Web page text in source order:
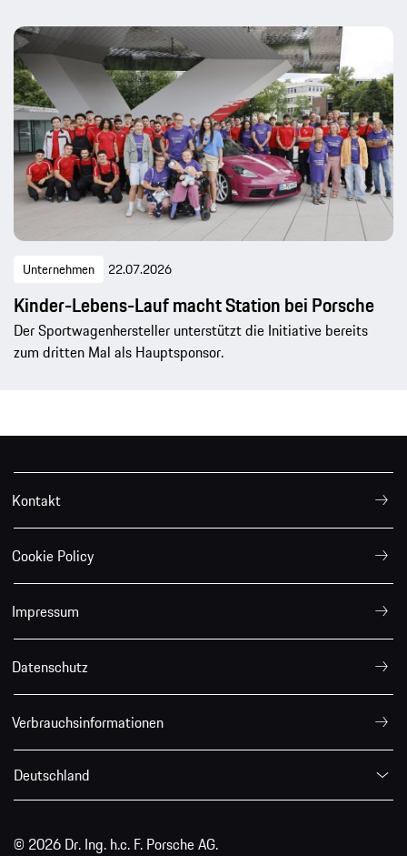
Unternehmen 22.07.2026
Kinder-Lebens-Lauf macht Station bei Porsche
Der Sportwagenhersteller unterstützt die Initiative bereits
zum dritten Mal als Hauptsponsor.
Kontakt
Cookie Policy
Impressum
Datenschutz
Verbrauchsinformationen
Deutschland
© 2026 Dr. Ing. h.c. F. Porsche AG.